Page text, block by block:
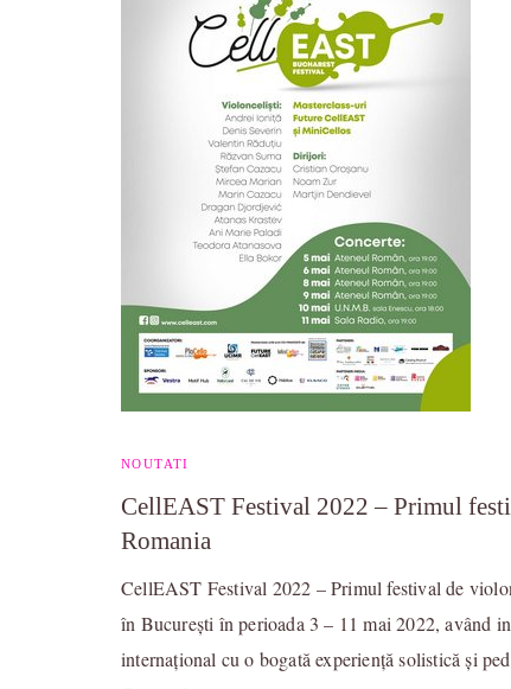
NOUTATI
CellEAST Festival 2022 – Primul
Romania
CellEAST Festival 2022 – Primul festival de
în București în perioada 3 – 11 mai 2022, având
internațional cu o bogată experiență solistică și